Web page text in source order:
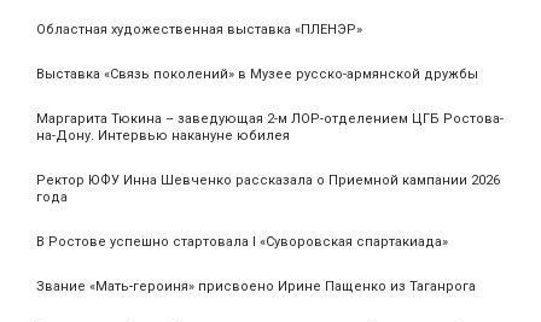
Областная художественная выставка «ПЛЕНЭР»
Выставка «Связь поколений» в Музее русско-армянской дружбы
Маргарита Тюкина – заведующая 2-м ЛОР-отделением ЦГБ Ростова-
на-Дону. Интервью накануне юбилея
Ректор ЮФУ Инна Шевченко рассказала о Приемной кампании 2026
года
В Ростове успешно стартовала I «Суворовская спартакиада»
Звание «Мать‑героиня» присвоено Ирине Пащенко из Таганрога